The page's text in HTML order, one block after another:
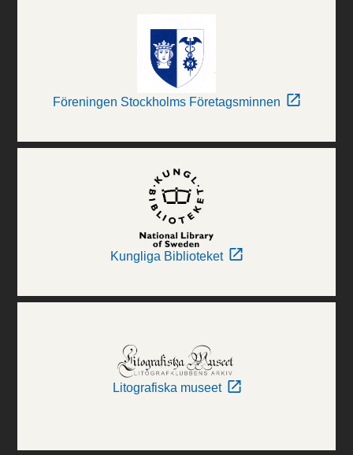
Föreningen Stockholms Företagsminnen
Kungliga Biblioteket
Litografiska museet